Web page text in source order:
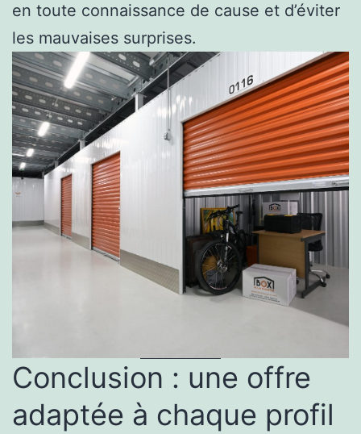
en toute connaissance de cause et d’éviter
les mauvaises surprises.
Conclusion : une offre
adaptée à chaque profil